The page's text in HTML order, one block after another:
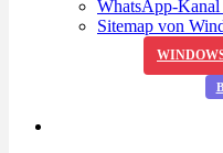
WhatsApp-
Sitemap von